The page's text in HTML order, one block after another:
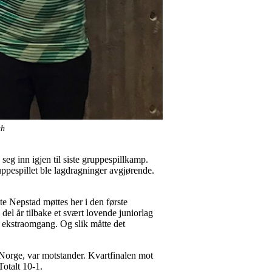
inn igjen til siste gruppespillkamp.
ble lagdragninger avgjørende.
Nepstad møttes her i den første
år tilbake et svært lovende juniorlag
Og slik måtte det
var motstander. Kvartfinalen mot
10-1.